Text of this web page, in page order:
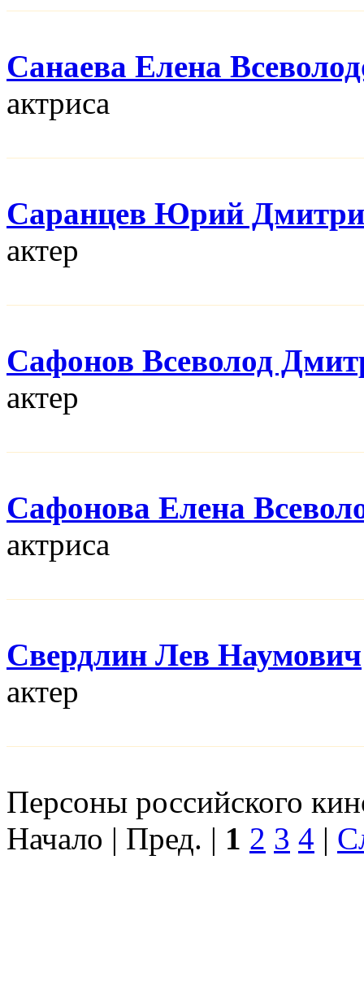
Санаева Елена
актриса
Саранцев Юрий
актер
Сафонов Всеволод
актер
Сафонова Елена
актриса
Свердлин Лев Наумович
актер
Персоны российского
Начало | Пред. | 1 2 3 4 |